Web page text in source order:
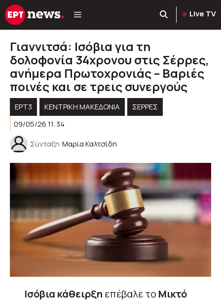
Μετάβαση
σε
Live TV
Γιαννιτσά: Ισόβια για τη
δολοφονία 34χρονου στις Σέρρες,
ανήμερα Πρωτοχρονιάς – Βαριές
ποινές και σε τρεις συνεργούς
ΕΡΤ3 ΚΕΝΤΡΙΚΉ ΜΑΚΕΔΟΝΊΑ
ΣΕΡΡΕΣ
09/05/26 11:34
Σύνταξη Μαρία Καλτσίδη
Ισόβια κάθειρξη επέβαλε το Μικτό